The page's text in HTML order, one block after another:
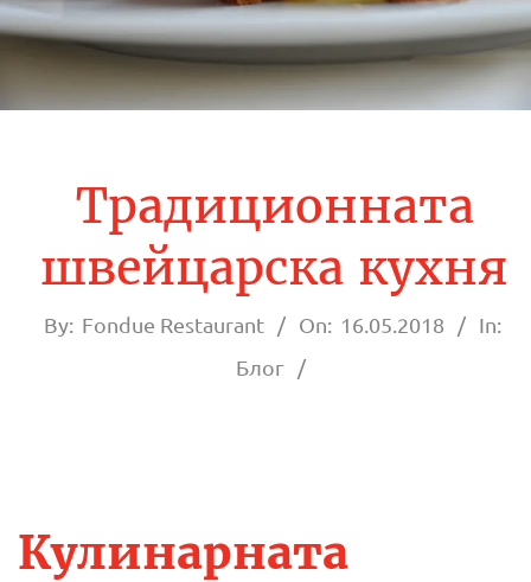
Р
А
Ф
Ю
Традиционната
швейцарска кухня
By: Fondue Restaurant On: 16.05.2018
In:
Блог
Кулинарната